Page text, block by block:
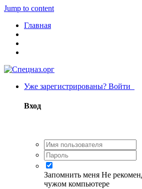
Jump to content
Главная
Уже зарегистрированы? Войти
Вход
Запомнить меня Не
чужом компьютере